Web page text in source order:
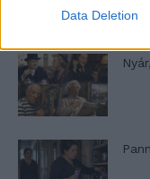
Data Deletion